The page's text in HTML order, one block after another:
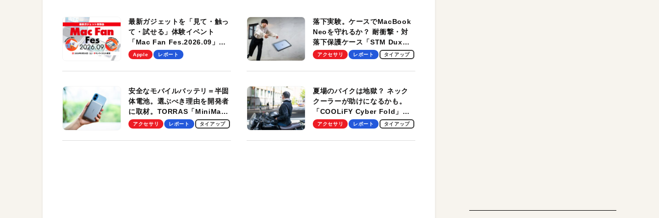
最新ガジェットを「見て・触っ
て・試せる」体験イベント
「Mac Fan Fes.2026.09」
を、9月26日（土）に開催しま
Apple レポート
落下実験。ケースでMacBook
Neoを守れるか？ 耐衝撃・対
落下保護ケース「STM Dux
Ultra」を検証。学生、ビジネ
適！
アクセサリ レポート タイアップ
安全なモバイルバッテリ＝半固
体電池。選ぶべき理由を開発者
に取材。TORRAS「MiniMag
Pro」の実機レビューも
アクセサリ レポート タイアップ
夏場のバイクは地獄？ ネック
クーラーが助けになるかも。
「COOLiFY Cyber Fold」レ
ビュー。冷却の速さ、密着する
性がグッド！
アクセサリ レポート タイアップ